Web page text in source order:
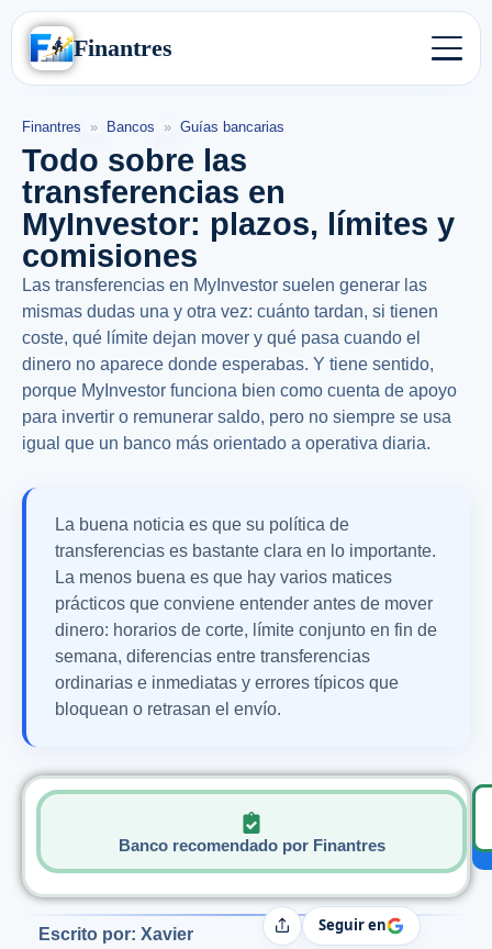
Finantres
Finantres » Bancos » Guías bancarias
Todo sobre las
transferencias en
MyInvestor: plazos, límites y
comisiones
Las transferencias en MyInvestor suelen generar las
mismas dudas una y otra vez: cuánto tardan, si tienen
coste, qué límite dejan mover y qué pasa cuando el
dinero no aparece donde esperabas. Y tiene sentido,
porque MyInvestor funciona bien como cuenta de apoyo
para invertir o remunerar saldo, pero no siempre se usa
igual que un banco más orientado a operativa diaria.
La buena noticia es que su política de
transferencias es bastante clara en lo importante.
La menos buena es que hay varios matices
prácticos que conviene entender antes de mover
dinero: horarios de corte, límite conjunto en fin de
semana, diferencias entre transferencias
ordinarias e inmediatas y errores típicos que
bloquean o retrasan el envío.
Banco recomendado por Finantres
Escrito por: Xavier
CompartirSeguir en